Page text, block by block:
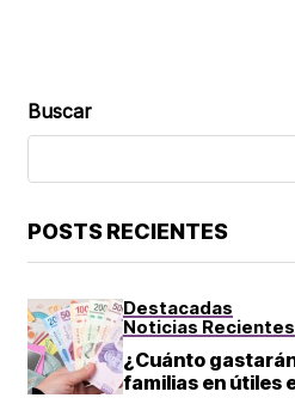
Buscar
POSTS RECIENTES
Destacadas
Noticias Recientes
¿Cuánto
familias en útiles